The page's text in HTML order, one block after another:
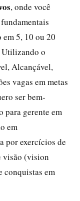
, onde você
em 5, 10 ou 20
Utilizando o
Alcançável,
vagas em metas
ser bem-
para gerente em
em
por exercícios de
visão (vision
conquistas em